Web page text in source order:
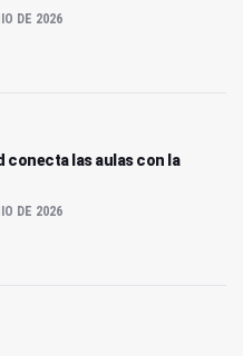
DE 2026
conecta las aulas con la
DE 2026